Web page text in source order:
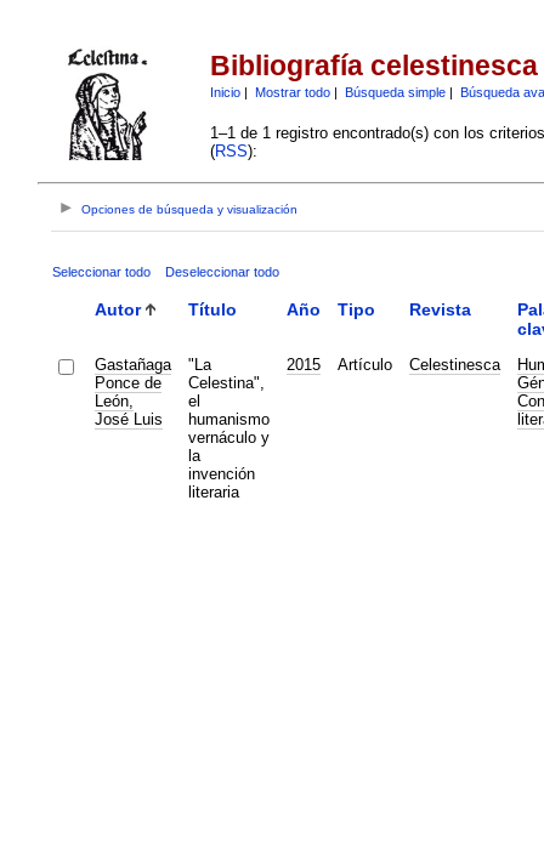
Bibliografía celestinesca
Inicio| Mostrar todo| Búsqueda simple| Búsqueda
1–1 de 1 registro encontrado(s) con los
(RSS):
Opciones de búsqueda y visualización
Seleccionar todo Deseleccionar todo
Autor Título Año Tipo Revista
Gastañaga
Ponce de
León,
José Luis
"La
Celestina",
el
humanismo
vernáculo y
la
invención
literaria
2015 Artículo Celestinesca